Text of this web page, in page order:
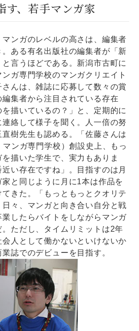
す、若手マンガ家
ンガのレベルの高さは、編集者
ある有名出版社の編集者が「新
言うほどである。新潟市古町に
ガ専門学校のマンガクリエイト
んは、雑誌に応募して数々の賞
集者から注目されている存在
描いているの？」と、定期的に
絡して様子を聞く。人一倍の努
樹先生も認める。「佐藤さんは
ンガ専門学校）創設史上、もっ
描いた学生で、実力もありま
い存在ですね」。目指すのは月
と同じように月に1本は作品を
きた。「もっともっとクオリテ
日々、マンガと向き合い自分と戦
業したらバイトをしながらマンガ
ただし、タイムリミットは2年
人として働かないといけないか
誌でのデビューを目指す。